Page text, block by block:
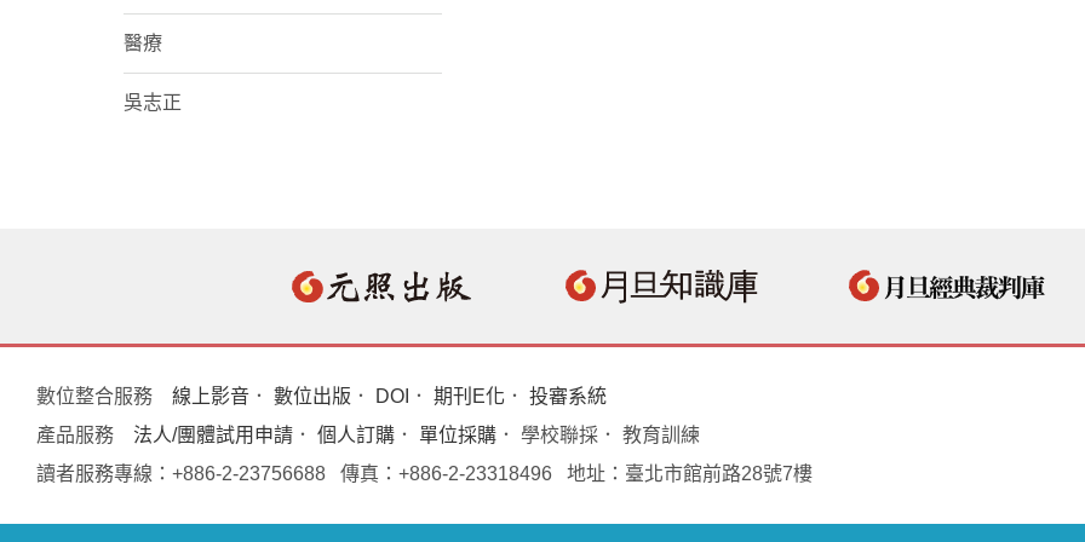
醫療
吳志正
數位整合服務 線上影音 ． 數位出版 ． DOI ． 期刊E化 ． 投審系統
產品服務
法人/團體試用申請 ． 個人訂購 ． 單位採購 ． 學校聯採． 教育訓練
讀者服務專線：+886-2-23756688 傳真：+886-2-23318496 地址：臺北市館前路28號7樓